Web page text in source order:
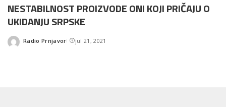
NESTABILNOST PROIZVODE ONI KOJI PRIČAJU O
UKIDANJU SRPSKE
Posted
Radio Prnjavor jul 21, 2021